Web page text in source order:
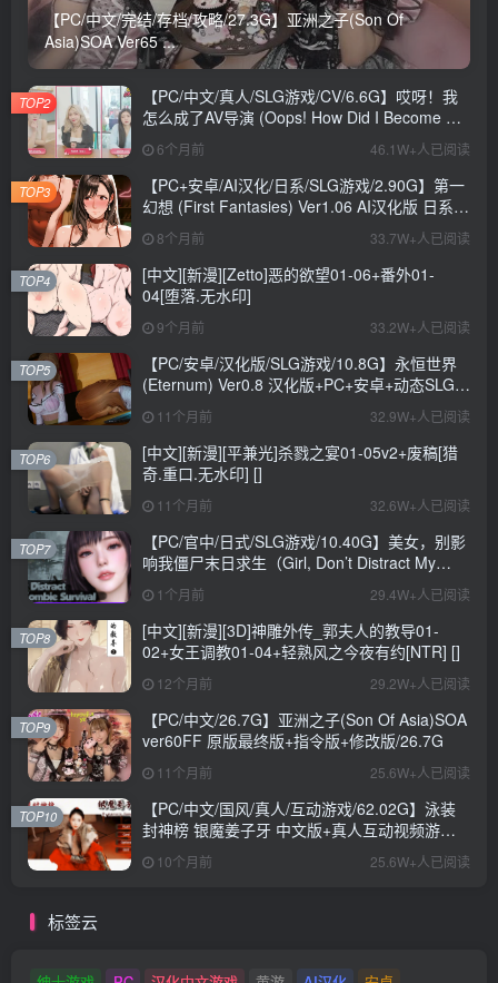
【PC/中文/完结/存档/攻略/27.3G】亚洲之子(Son Of
Asia)SOA Ver65 ...
【PC/中文/真人/SLG游戏/CV/6.6G】哎呀！我
怎么成了AV导演 (Oops! How Did I Become An
AV Director?) Ver0.1.1 中文版+真人SLG游戏
+CV+6.6G
6个月前 46.1W+人已阅读
TOP2
【PC+安卓/AI汉化/日系/SLG游戏/2.90G】第一
幻想 (First Fantasies) Ver1.06 AI汉化版 日系
SLG游戏+2.90G
8个月前 33.7W+人已阅读
TOP3
[中文][新漫][Zetto]恶的欲望01-06+番外01-
04[堕落.无水印]
9个月前 33.2W+人已阅读
TOP4
【PC/安卓/汉化版/SLG游戏/10.8G】永恒世界
(Eternum) Ver0.8 汉化版+PC+安卓+动态SLG游
戏+10.8G
11个月前 32.9W+人已阅读
TOP5
[中文][新漫][平兼光]杀戮之宴01-05v2+废稿[猎
奇.重口.无水印] []
11个月前 32.6W+人已阅读
TOP6
【PC/官中/日式/SLG游戏/10.40G】美女，别影
响我僵尸末日求生（Girl, Don’t Distract My
Zombie Survival）官中步兵版+日式SLG游戏
+10.40G
1个月前 29.4W+人已阅读
TOP7
[中文][新漫][3D]神雕外传_郭夫人的教导01-
02+女王调教01-04+轻熟风之今夜有约[NTR] []
12个月前 29.2W+人已阅读
TOP8
【PC/中文/26.7G】亚洲之子(Son Of Asia)SOA
ver60FF 原版最终版+指令版+修改版/26.7G
11个月前 25.6W+人已阅读
TOP9
【PC/中文/国风/真人/互动游戏/62.02G】泳装
封神榜 银魔姜子牙 中文版+真人互动视频游戏
+62.02G
10个月前 25.6W+人已阅读
TOP10
标签云